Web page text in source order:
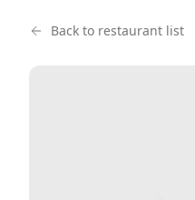
Back to restaurant list